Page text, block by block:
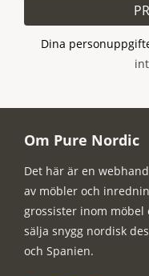
Dina
Om Pure Nordic
Det här är en
av möbler och
grossister inom
sälja snygg nordisk
och Spanien.